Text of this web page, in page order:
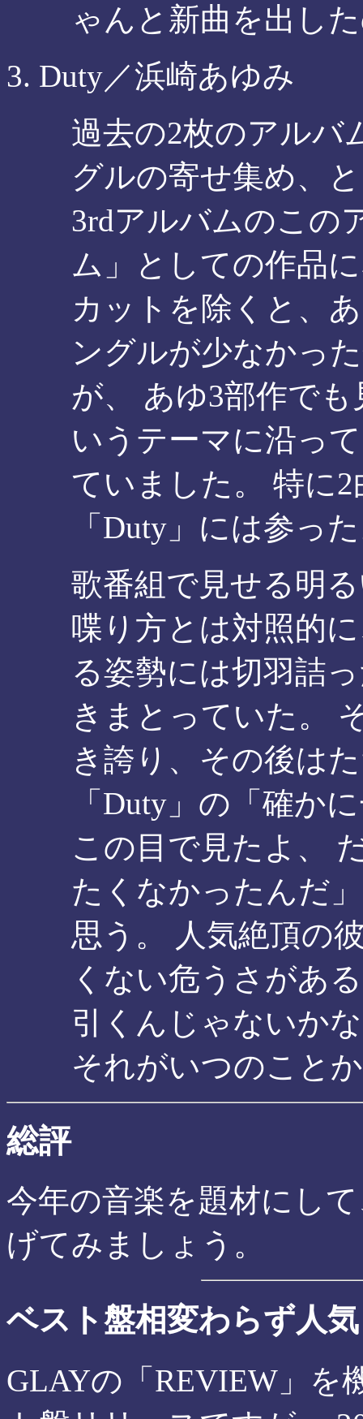
ゃんと新曲を出し
Duty／浜崎あゆみ
過去の2枚のアルバ
グルの寄せ集め、
3rdアルバムのこの
ム」としての作品
カットを除くと、
ングルが少なかっ
が、 あゆ3部作で
いうテーマに沿っ
ていました。 特に
「Duty」には参っ
歌番組で見せる明
喋り方とは対照的
る姿勢には切羽詰
きまとっていた。
き誇り、その後は
「Duty」の「確か
この目で見たよ、
たくなかったんだ
思う。 人気絶頂の
くない危うさがあ
引くんじゃないか
それがいつのこと
総評
今年の音楽を題材にし
げてみましょう。
ベスト盤相変わらず人気
GLAYの「REVIEW」を